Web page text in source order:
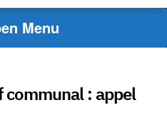
Menu
: appel